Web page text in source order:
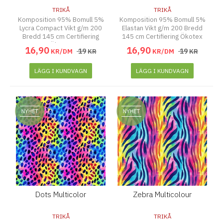
TRIKÅ
Komposition 95% Bomull 5%
Lycra Compact Vikt g/m 200
Bredd 145 cm Certifiering
Ökotex
16,90 KR/DM 19KR
LÄGG I KUNDVAGN
TRIKÅ
Komposition 95% Bomull 5%
Elastan Vikt g/m 200 Bredd
145 cm Certifiering Ökotex
16,90 KR/DM 19KR
LÄGG I KUNDVAGN
Dots Multicolor
TRIKÅ
Zebra Multicolour
TRIKÅ